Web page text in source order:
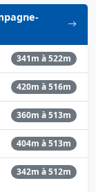
341m à 522m
420m à 516m
360m à 513m
404m à 513m
342m à 512m